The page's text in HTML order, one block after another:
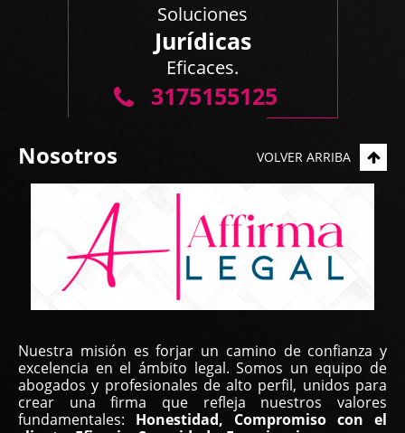
Soluciones
Jurídicas
Eficaces.
3175155125
Nosotros
Nuestra misión es forjar un camino de confianza y
excelencia en el ámbito legal. Somos un equipo de
abogados y profesionales de alto perfil, unidos para
crear una firma que refleja nuestros valores
fundamentales: Honestidad, Compromiso con el
VOLVER ARRIBA